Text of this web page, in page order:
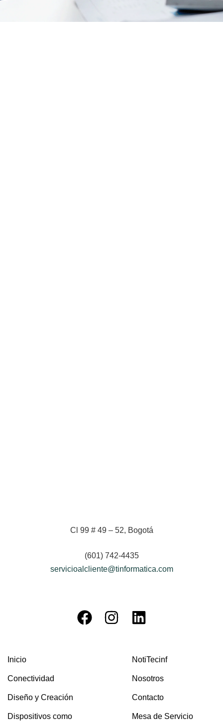
Cl 99 # 49 – 52, Bogotá
(601) 742-4435
servicioalcliente@tinformatica.com
Inicio
Conectividad
Diseño y Creación
Dispositivos como
NotiTecinf
Nosotros
Contacto
Mesa de Servicio